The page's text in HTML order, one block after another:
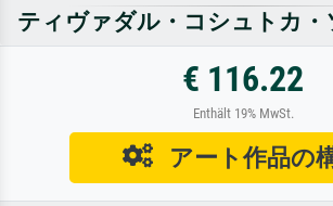
ティヴァダル・コシュトカ・
€ 116.22
Enthält 19% MwSt.
アート作品の